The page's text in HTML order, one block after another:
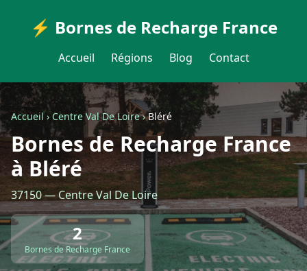
⚡ Bornes de Recharge France
Accueil Régions Blog Contact
Accueil›Centre Val De Loire›Bléré
Bornes de Recharge France
à Bléré
37150 — Centre Val De Loire
2
Bornes de Recharge France